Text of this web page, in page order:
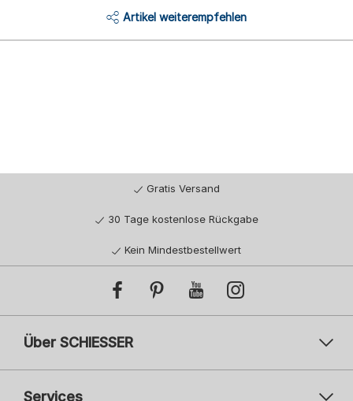
Artikel weiterempfehlen
Gratis Versand
30 Tage kostenlose Rückgabe
Kein Mindestbestellwert
Über SCHIESSER
Services